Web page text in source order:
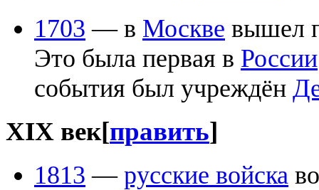
1703 — в Москве вышел
Это была первая в России
события был учреждён
XIX век[править]
1813 — русские войска